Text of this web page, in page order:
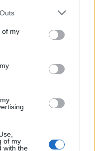
of my
of my
with the